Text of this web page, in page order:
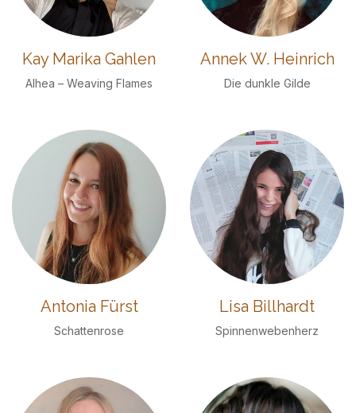
Kay Marika Gahlen
Alhea – Weaving Flames
Annek W. Heinrich
Die dunkle Gilde
Antonia Fürst
Schattenrose
Lisa Billhardt
Spinnenwebenherz